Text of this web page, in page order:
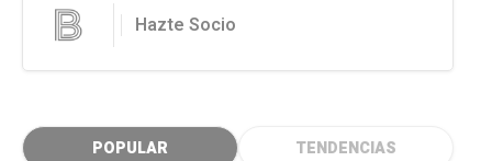
Hazte Socio
POPULAR TENDENCIAS